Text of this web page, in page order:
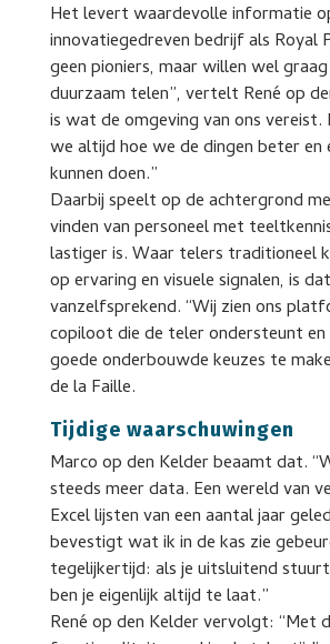
Het levert waardevolle informatie
innovatiegedreven bedrijf als Royal
geen pioniers, maar willen wel
duurzaam telen”, vertelt René op
is wat de omgeving van ons vereist.
we altijd hoe we de dingen beter
kunnen doen.”
Daarbij speelt op de achtergrond
vinden van personeel met
lastiger is. Waar telers traditioneel
op ervaring en visuele signalen, is
vanzelfsprekend. “Wij zien ons
copiloot die de teler ondersteunt
goede onderbouwde keuzes te
de la Faille.
Tijdige waarschuwingen
Marco op den Kelder beaamt dat.
steeds meer data. Een wereld van
Excel lijsten van een aantal jaar
bevestigt wat ik in de kas zie
tegelijkertijd: als je uitsluitend
ben je eigenlijk altijd te laat.”
René op den Kelder vervolgt: “Met